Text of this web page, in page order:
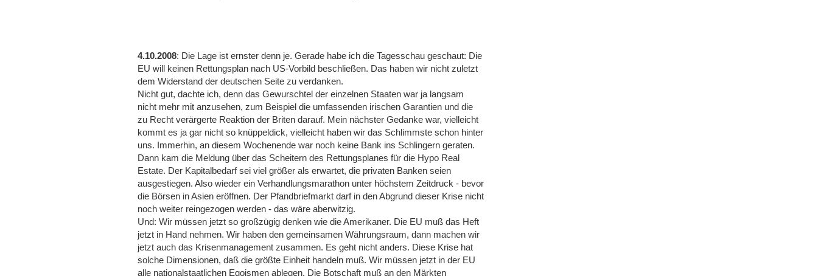
4.10.2008: Die Lage ist ernster denn je. Gerade habe ich die Tagesschau geschaut: Die
EU will keinen Rettungsplan nach US-Vorbild beschließen. Das haben wir nicht zuletzt
dem Widerstand der deutschen Seite zu verdanken.
Nicht gut, dachte ich, denn das Gewurschtel der einzelnen Staaten war ja langsam
nicht mehr mit anzusehen, zum Beispiel die umfassenden irischen Garantien und die
zu Recht verärgerte Reaktion der Briten darauf. Mein nächster Gedanke war, vielleicht
kommt es ja gar nicht so knüppeldick, vielleicht haben wir das Schlimmste schon hinter
uns. Immerhin, an diesem Wochenende war noch keine Bank ins Schlingern geraten.
Dann kam die Meldung über das Scheitern des Rettungsplanes für die Hypo Real
Estate. Der Kapitalbedarf sei viel größer als erwartet, die privaten Banken seien
ausgestiegen. Also wieder ein Verhandlungsmarathon unter höchstem Zeitdruck - bevor
die Börsen in Asien eröffnen. Der Pfandbriefmarkt darf in den Abgrund dieser Krise nicht
noch weiter reingezogen werden - das wäre aberwitzig.
Und: Wir müssen jetzt so großzügig denken wie die Amerikaner. Die EU muß das Heft
jetzt in Hand nehmen. Wir haben den gemeinsamen Währungsraum, dann machen wir
jetzt auch das Krisenmanagement zusammen. Es geht nicht anders. Diese Krise hat
solche Dimensionen, daß die größte Einheit handeln muß. Wir müssen jetzt in der EU
alle nationalstaatlichen Egoismen ablegen. Die Botschaft muß an den Märkten